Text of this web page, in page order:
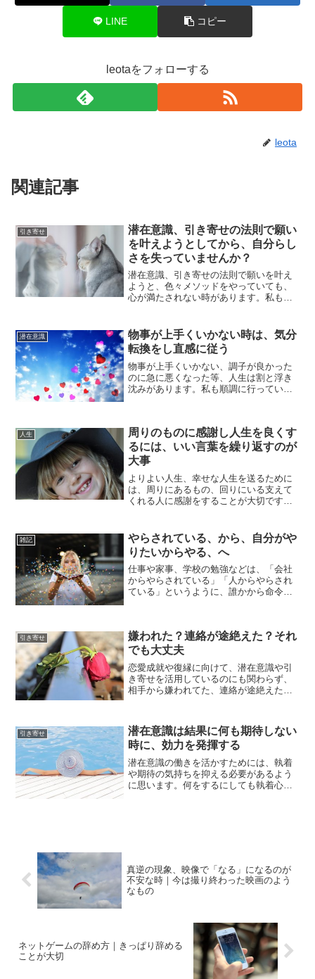
LINE コピー
leotaをフォローする
leota
関連記事
引き寄せ
潜在意識、引き寄せの法則で願い
を叶えようとしてから、自分らし
さを失っていませんか？
潜在意識、引き寄せの法則で願いを叶え
ようと、色々メソッドをやっていても、
心が満たされない時があります。私も潜
の底が何故か満たされていない気持ちで
いました。メソッドは大事...
潜在意識
物事が上手くいかない時は、気分
転換をし直感に従う
物事が上手くいかない、調子が良かった
のに急に悪くなった等、人生は割と浮き
沈みがあります。私も順調に行っていた
ません。自分の力でどうに...
人生
周りのものに感謝し人生を良くす
るには、いい言葉を繰り返すのが
大事
よりよい人生、幸せな人生を送るために
は、周りにあるもの、回りにいる支えて
くれる人に感謝をすることが大切です。
をつぶやくことから始めて見ると、上手
くいきやすいです。言葉の...
雑記
やらされている、から、自分がや
りたいからやる、へ
仕事や家事、学校の勉強などは、「会社
からやらされている」「人からやらされ
ている」というように、誰かから命令さ
でしまっているため、人か...
引き寄せ
嫌われた？連絡が途絶えた？それ
でも大丈夫
恋愛成就や復縁に向けて、潜在意識や引
き寄せを活用しているのにも関わらず、
相手から嫌われてた、連絡が途絶えた、
事を経験すると、ショックで絶望的にな
るかも知れませんが、今見...
引き寄せ
潜在意識は結果に何も期待しない
時に、効力を発揮する
潜在意識の働きを活かすためには、執着
や期待の気持ちを抑える必要があるよう
に思います。何をするにしても執着心や
真逆の現象、映像で「なる」になるのが
不安な時｜今は撮り終わった映画のよう
なもの
ネットゲームの辞め方｜きっぱり辞める
ことが大切